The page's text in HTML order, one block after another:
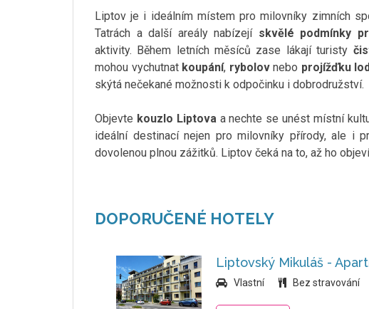
Liptov je i ideálním místem pro milovníky zimních
Tatrách a další areály nabízejí skvělé podmínky
aktivity. Během letních měsíců zase lákají turisty
mohou vychutnat koupání, rybolovnebo projížďku
skýtá nečekané možnosti k odpočinku i dobrodružství.
Objevte kouzlo Liptovaa nechte se unést místní
ideální destinací nejen pro milovníky přírody, ale i
dovolenou plnou zážitků. Liptov čeká na to, až ho
DOPORUČENÉ HOTELY
Liptovský Mikuláš -
Vlastní Bez stravování